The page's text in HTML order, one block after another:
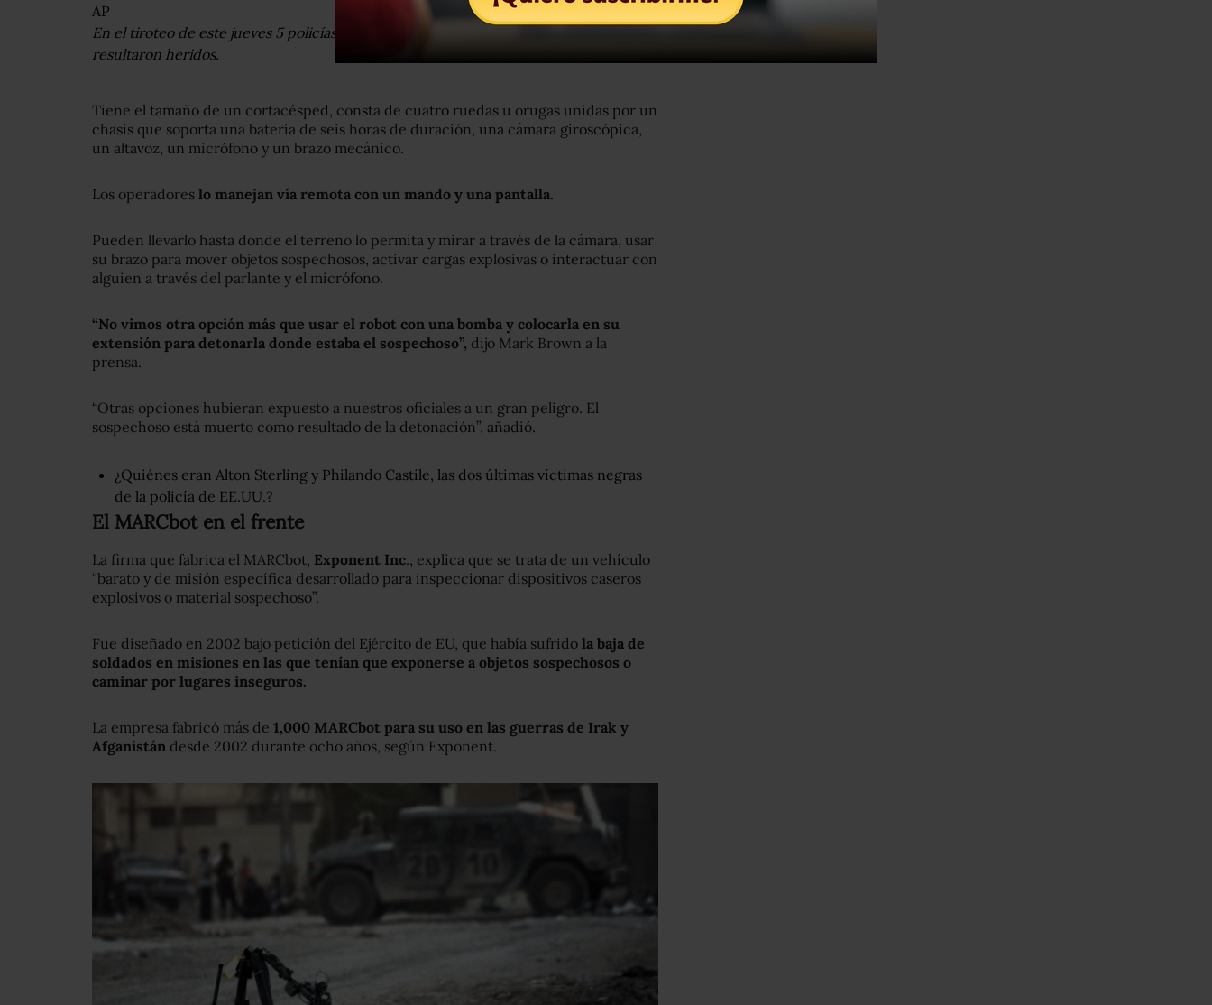
AP
En el tiroteo de este jueves 5 policías murieron y otros siete oficiales y dos civiles
resultaron heridos.
Tiene el tamaño de un cortacésped, consta de cuatro ruedas u orugas unidas por un
chasis que soporta una batería de seis horas de duración, una cámara giroscópica,
un altavoz, un micrófono y un brazo mecánico.
Los operadores lo manejan vía remota con un mando y una pantalla.
Pueden llevarlo hasta donde el terreno lo permita y mirar a través de la cámara, usar
su brazo para mover objetos sospechosos, activar cargas explosivas o interactuar con
alguien a través del parlante y el micrófono.
“No vimos otra opción más que usar el robot con una bomba y colocarla en su
extensión para detonarla donde estaba el sospechoso”, dijo Mark Brown a la
prensa.
“Otras opciones hubieran expuesto a nuestros oficiales a un gran peligro. El
sospechoso está muerto como resultado de la detonación”, añadió.
¿Quiénes eran Alton Sterling y Philando Castile, las dos últimas víctimas negras
de la policía de EE.UU.?
El MARCbot en el frente
La firma que fabrica el MARCbot, Exponent Inc., explica que se trata de un vehículo
“barato y de misión específica desarrollado para inspeccionar dispositivos caseros
explosivos o material sospechoso”.
Fue diseñado en 2002 bajo petición del Ejército de EU, que había sufrido la baja de
soldados en misiones en las que tenían que exponerse a objetos sospechosos o
caminar por lugares inseguros.
La empresa fabricó más de 1,000 MARCbot para su uso en las guerras de Irak y
Afganistán desde 2002 durante ocho años, según Exponent.